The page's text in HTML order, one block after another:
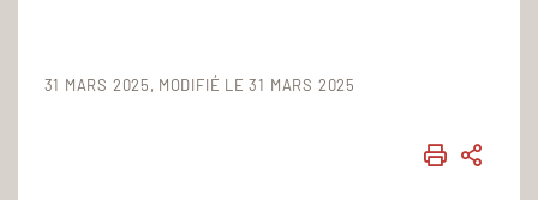
31 MARS 2025 MODIFIÉ LE 31 MARS 2025